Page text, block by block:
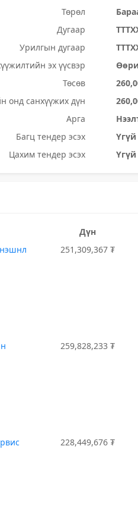
Төрөл
Дугаар
Урилгын дугаар
эх үүсвэр
Төсөв
онд санхүүжих дүн
Арга
Багц тендер эсэх
Үгүй
Цахим тендер эсэх
Үгүй
Дүн
251,309,367 ₮
259,828,233 ₮
228,449,676 ₮